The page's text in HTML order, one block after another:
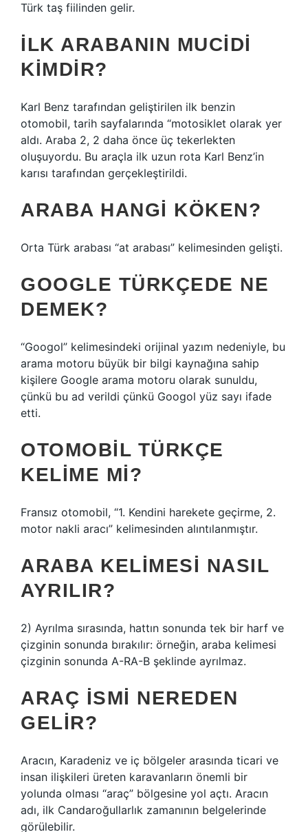
Türk taş fiilinden gelir.
İLK ARABANIN MUCIDI
KIMDIR?
Karl Benz tarafından geliştirilen ilk benzin
otomobil, tarih sayfalarında “motosiklet olarak yer
aldı. Araba 2, 2 daha önce üç tekerlekten
oluşuyordu. Bu araçla ilk uzun rota Karl Benz’in
karısı tarafından gerçekleştirildi.
ARABA HANGI KÖKEN?
Orta Türk arabası “at arabası” kelimesinden gelişti.
GOOGLE TÜRKÇEDE NE
DEMEK?
“Googol” kelimesindeki orijinal yazım nedeniyle, bu
arama motoru büyük bir bilgi kaynağına sahip
kişilere Google arama motoru olarak sunuldu,
çünkü bu ad verildi çünkü Googol yüz sayı ifade
etti.
OTOMOBIL TÜRKÇE
KELIME MI?
Fransız otomobil, “1. Kendini harekete geçirme, 2.
motor nakli aracı” kelimesinden alıntılanmıştır.
ARABA KELIMESI NASIL
AYRILIR?
2) Ayrılma sırasında, hattın sonunda tek bir harf ve
çizginin sonunda bırakılır: örneğin, araba kelimesi
çizginin sonunda A-RA-B şeklinde ayrılmaz.
ARAÇ ISMI NEREDEN
GELIR?
Aracın, Karadeniz ve iç bölgeler arasında ticari ve
insan ilişkileri üreten karavanların önemli bir
yolunda olması “araç” bölgesine yol açtı. Aracın
adı, ilk Candaroğullarlık zamanının belgelerinde
görülebilir.